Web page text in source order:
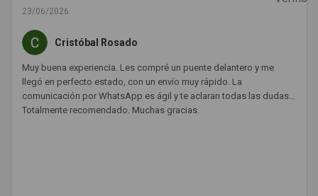
23/06/2026
Cristóbal Rosado
Muy buena experiencia. Les compré un puente delantero y me
llegó en perfecto estado, con un envío muy rápido. La
comunicación por WhatsApp es ágil y te aclaran todas las dudas.
Totalmente recomendado. Muchas gracias.